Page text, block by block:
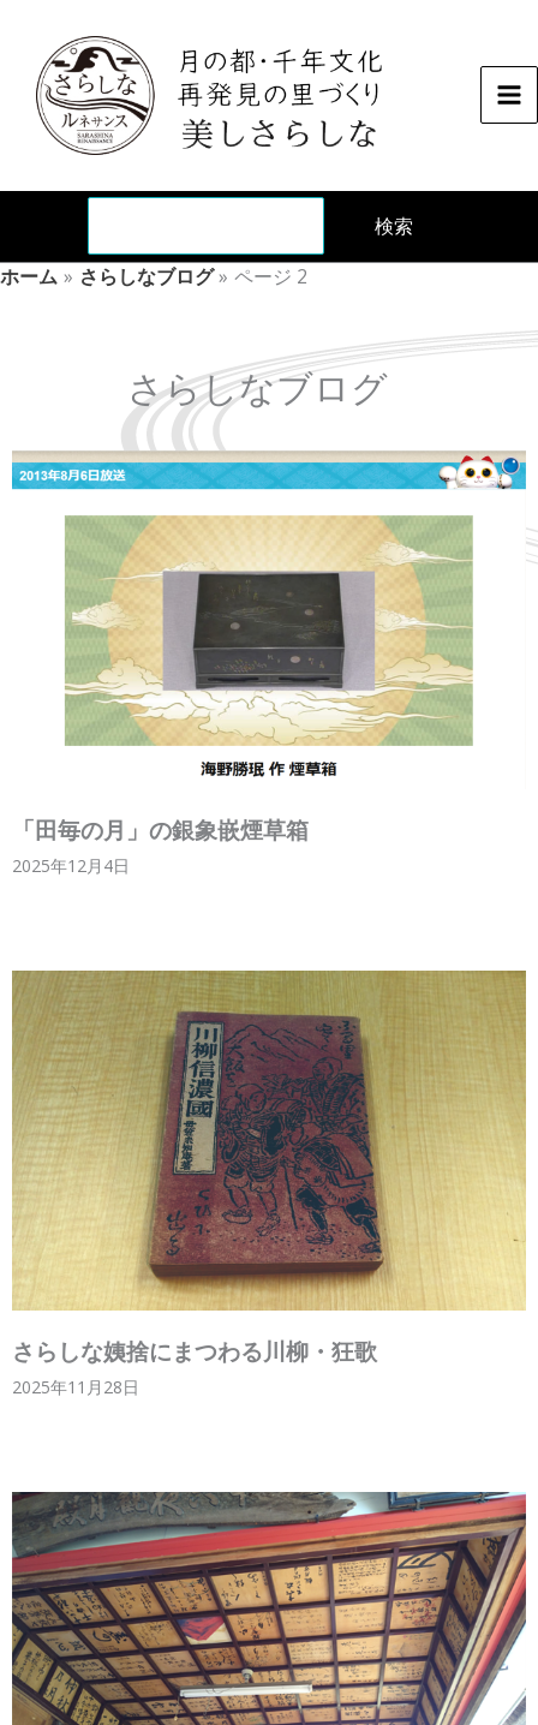
ッ
検索
ホーム
さらしなブログ ページ 2
さらしなブログ
「田毎の月」の銀象嵌煙草箱
2025年12月4日
さらしな姨捨にまつわる川柳・狂歌
2025年11月28日